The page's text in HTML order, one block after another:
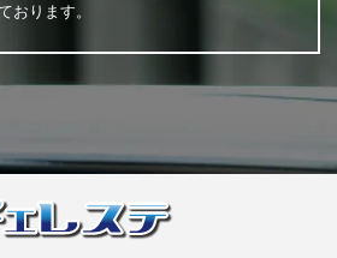
おります。